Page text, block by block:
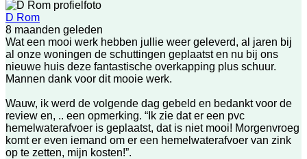
D Rom
8 maanden geleden
Wat een mooi werk hebben jullie weer geleverd, al jaren bij
al onze woningen de schuttingen geplaatst en nu bij ons
nieuwe huis deze fantastische overkapping plus schuur.
Mannen dank voor dit mooie werk.
Wauw, ik werd de volgende dag gebeld en bedankt voor de
review en, .. een opmerking. “Ik zie dat er een pvc
hemelwaterafvoer is geplaatst, dat is niet mooi! Morgenvroeg
komt er even iemand om er een hemelwaterafvoer van zink
op te zetten, mijn kosten!”.